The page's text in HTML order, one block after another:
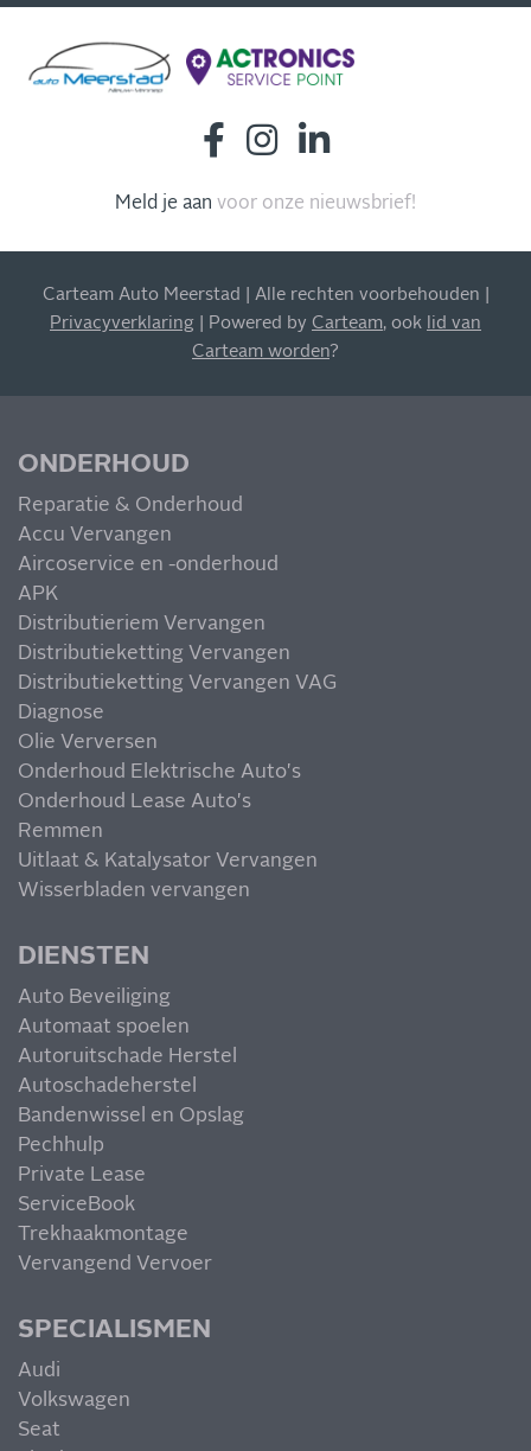
Meld je aan voor onze nieuwsbrief!
INSCHRIJVEN NIEUWSBRIEF
Carteam Auto Meerstad | Alle rechten voorbehouden |
Privacyverklaring | Powered by Carteam, ook lid van
Carteam worden?
ONDERHOUD
Reparatie & Onderhoud
Accu Vervangen
Aircoservice en -onderhoud
APK
Distributieriem Vervangen
Distributieketting Vervangen
Distributieketting Vervangen VAG
Diagnose
Olie Verversen
Onderhoud Elektrische Auto's
Onderhoud Lease Auto's
Remmen
Uitlaat & Katalysator Vervangen
Wisserbladen vervangen
DIENSTEN
Auto Beveiliging
Automaat spoelen
Autoruitschade Herstel
Autoschadeherstel
Bandenwissel en Opslag
Pechhulp
Private Lease
ServiceBook
Trekhaakmontage
Vervangend Vervoer
SPECIALISMEN
Audi
Volkswagen
Seat